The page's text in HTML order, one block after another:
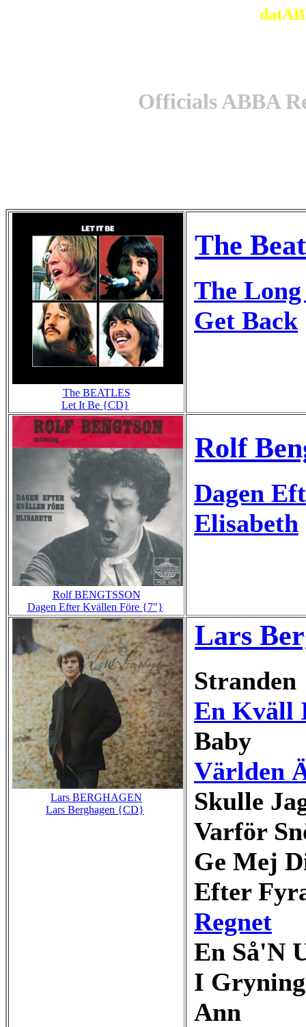
Officials ABBA
The BEATLES
Let It Be {CD}
The
The
Get Back
Rolf BENGTSSON
Dagen Efter Kvällen Före {7"}
Rolf
Dagen
Elisabeth
Lars BERGHAGEN
Lars Berghagen {CD}
Lars
Stranden
En Kväll
Baby
Världen
Skulle
Varför
Ge Mej
Efter
Regnet
En Så'N
I
Ann